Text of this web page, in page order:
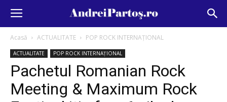
Acasă ACTUALITATE POP ROCK INTERNAȚIONAL
ACTUALITATE POP ROCK INTERNAȚIONAL
Pachetul Romanian Rock
Meeting & Maximum Rock